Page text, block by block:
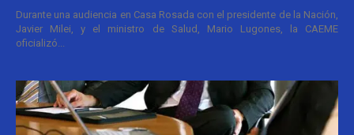
Durante una audiencia en Casa Rosada con el presidente de la Nación,
Javier Milei, y el ministro de Salud, Mario Lugones, la CAEME
oficializó...